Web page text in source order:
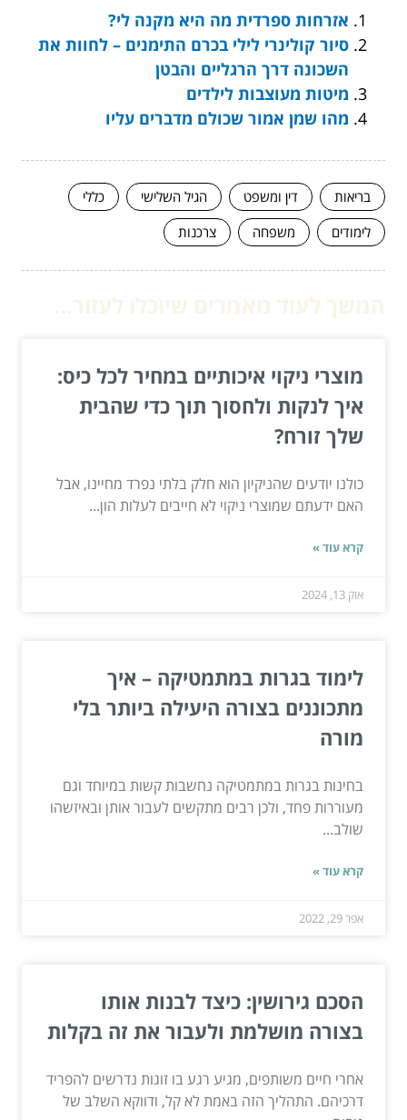
אזרחות ספרדית מה היא מקנה לי?
סיור קולינרי לילי בכרם התימנים – לחוות את
השכונה דרך הרגליים והבטן
מיטות מעוצבות לילדים
מהו שמן אמור שכולם מדברים עליו
בריאות דין ומשפט הגיל השלישי
כללי
לימודים
משפחה צרכנות
מוצרי ניקוי איכותיים במחיר לכל כיס:
איך לנקות ולחסוך תוך כדי שהבית
שלך זורח?
כולנו יודעים שהניקיון הוא חלק בלתי נפרד מחיינו, אבל
האם ידעתם שמוצרי ניקוי לא חייבים לעלות הון...
קרא עוד »
אוק 13, 2024
לימוד בגרות במתמטיקה – איך
מתכוננים בצורה היעילה ביותר בלי
מורה
בחינות בגרות במתמטיקה נחשבות קשות במיוחד וגם
מעוררות פחד, ולכן רבים מתקשים לעבור אותן ובאיזשהו
שולב...
קרא עוד »
אפר 29, 2022
הסכם גירושין: כיצד לבנות אותו
בצורה מושלמת ולעבור את זה בקלות
אחרי חיים משותפים, מגיע רגע בו זוגות נדרשים להפריד
דרכיהם. התהליך הזה באמת לא קל, ודווקא השלב של